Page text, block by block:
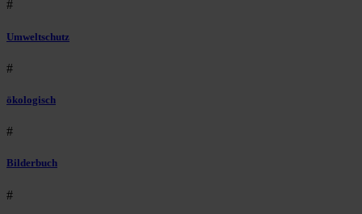
#
Umweltschutz
#
ökologisch
#
Bilderbuch
#